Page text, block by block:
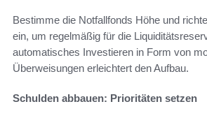
Bestimme die Notfallfonds Höhe und
ein, um regelmäßig für die
automatisches Investieren in Form von
Überweisungen erleichtert den Aufbau.
Schulden abbauen: Prioritäten setzen